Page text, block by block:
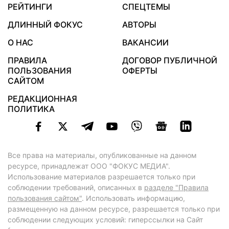
РЕЙТИНГИ
СПЕЦТЕМЫ
ДЛИННЫЙ ФОКУС
АВТОРЫ
О НАС
ВАКАНСИИ
ПРАВИЛА
ПОЛЬЗОВАНИЯ
САЙТОМ
ДОГОВОР ПУБЛИЧНОЙ
ОФЕРТЫ
РЕДАКЦИОННАЯ
ПОЛИТИКА
Все права на материалы, опубликованные на данном
ресурсе, принадлежат ООО "ФОКУС МЕДИА".
Использование материалов разрешается только при
соблюдении требований, описанных в разделе "Правила
пользования сайтом". Использовать информацию,
размещенную на данном ресурсе, разрешается только при
соблюдении следующих условий: гиперссылки на Сайт